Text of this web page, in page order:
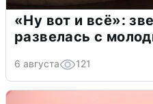
«Ну вот и всё»:
развелась с
6 августа 121